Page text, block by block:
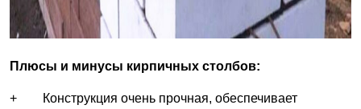
Плюсы и минусы кирпичных столбов:
+ Конструкция очень прочная, обеспечивает